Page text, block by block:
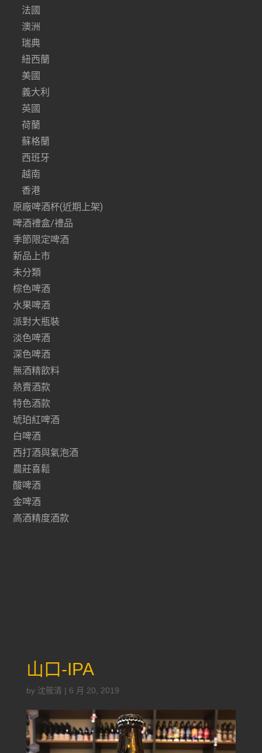
法國
澳洲
瑞典
紐西蘭
美國
義大利
英國
荷蘭
蘇格蘭
西班牙
越南
香港
原廠啤酒杯(近期上架)
啤酒禮盒/禮品
季節限定啤酒
新品上市
未分類
棕色啤酒
水果啤酒
派對大瓶裝
淡色啤酒
深色啤酒
無酒精飲料
熱賣酒款
特色酒款
琥珀紅啤酒
白啤酒
西打酒與氣泡酒
農莊喜鬆
酸啤酒
金啤酒
高酒精度酒款
山口-IPA
by 沈筱清 | 6 月 20, 2019